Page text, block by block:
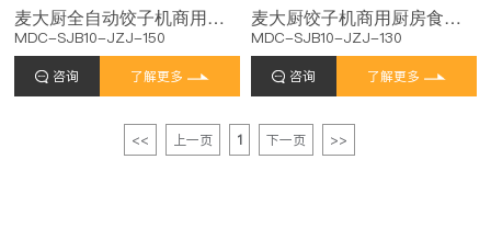
麦大厨全自动饺子机商用厨房食堂包饺子机器1200W标准款
MDC-SJB10-JZJ-150
咨询 了解更多
麦大厨饺子机商用厨房食堂仿手工饺子机500W标准款
MDC-SJB10-JZJ-130
咨询 了解更多
<< 上一页 1 下一页 >>